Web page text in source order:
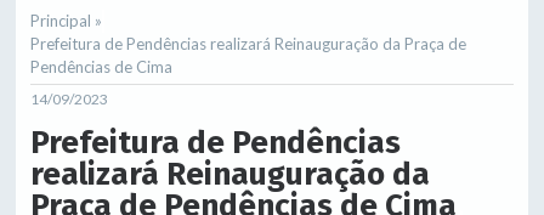
Principal »
Prefeitura de Pendências realizará Reinauguração da Praça de
Pendências de Cima
14/09/2023
Prefeitura de Pendências
realizará Reinauguração da
Praça de Pendências de Cima